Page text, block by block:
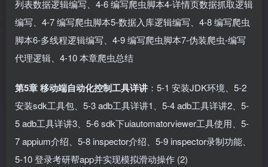
列表数据逻辑编写、4-6 编写爬虫脚本4-详情页数据抓取逻辑
编写、4-7 编写爬虫脚本5-数据入库逻辑编写、4-8 编写爬虫
脚本6-多线程逻辑编写、4-9 编写爬虫脚本7-伪装爬虫-编写
代理逻辑、4-10 本章爬虫总结
第5章 移动端自动化控制工具详讲 ：5-1 安装JDK环境、5-2
安装sdk工具包、5-3 adb工具详讲1、5-4 adb工具详讲2、5-
5 adb工具详讲3、5-6 sdk下uiautomatorviewer工具使用、5-
7 appium介绍、5-8 inspector介绍、5-9 inspector录制功能、
5-10 登录考研帮app并实现模拟滑动操作 (2)